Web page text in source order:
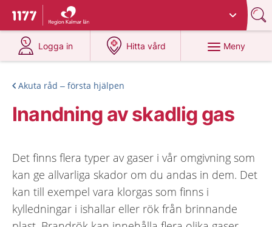
Till startsidan för 1177
Du har valt region
Logga in
på 1177.se
Hitta vård
på 1177.se
Meny
Akuta råd – första hjälpen
Inandning av skadlig gas
Det finns flera typer av gaser i vår omgivning som
kan ge allvarliga skador om du andas in dem. Det
kan till exempel vara klorgas som finns i
kylledningar i ishallar eller rök från brinnande